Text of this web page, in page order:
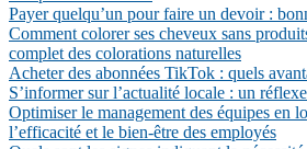
Payer quelqu’un pour faire un devoir :
Comment colorer ses cheveux sans
complet des colorations naturelles
Acheter des abonnées TikTok : quels
S’informer sur l’actualité locale : un
Optimiser le management des équipes en
l’efficacité et le bien-être des employés